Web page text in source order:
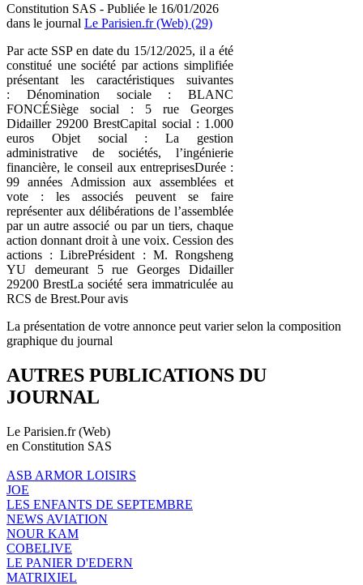
Constitution SAS - Publiée le 16/01/2026
dans le journal Le Parisien.fr (Web) (29)
Par acte SSP en date du 15/12/2025, il a été
constitué une société par actions simplifiée
présentant les caractéristiques suivantes
: Dénomination sociale : BLANC
FONCÉSiège social : 5 rue Georges
Didailler 29200 BrestCapital social : 1.000
euros Objet social : La gestion
administrative de sociétés, l’ingénierie
financière, le conseil aux entreprisesDurée :
99 années Admission aux assemblées et
vote : les associés peuvent se faire
représenter aux délibérations de l’assemblée
par un autre associé ou par un tiers, chaque
action donnant droit à une voix. Cession des
actions : LibrePrésident : M. Rongsheng
YU demeurant 5 rue Georges Didailler
29200 BrestLa société sera immatriculée au
RCS de Brest.Pour avis
La présentation de votre annonce peut varier selon la composition
graphique du journal
AUTRES PUBLICATIONS DU
JOURNAL
Le Parisien.fr (Web)
en Constitution SAS
ASB ARMOR LOISIRS
JOE
LES ENFANTS DE SEPTEMBRE
NEWS AVIATION
NOUR KAM
COBELIVE
LE PANIER D'EDERN
MATRIXIEL